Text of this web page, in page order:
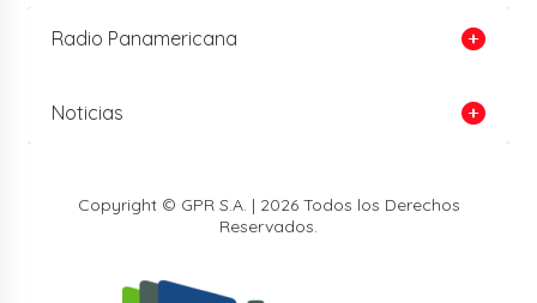
Radio Panamericana
Noticias
Copyright © GPR S.A. | 2026 Todos los Derechos
Reservados.